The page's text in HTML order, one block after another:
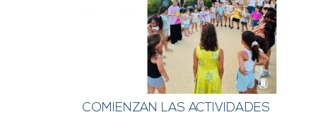
COMIENZAN LAS ACTIVIDADES